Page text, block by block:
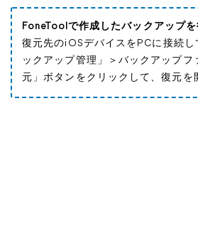
FoneToolで作成したバックアップを
復元先のiOSデバイスをPCに接続
ックアップ管理」＞バックアップフ
元」ボタンをクリックして、復元を